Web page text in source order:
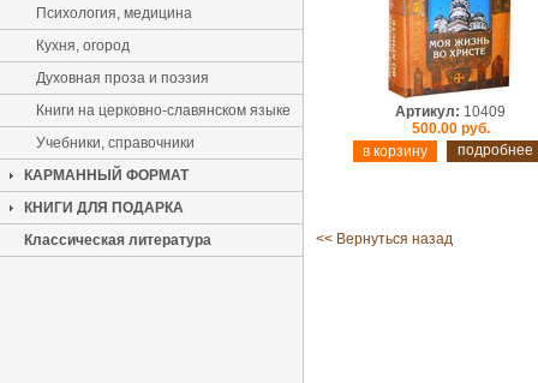
Психология, медицина
Кухня, огород
Духовная проза и поэзия
Книги на церковно-славянском языке
Учебники, справочники
КАРМАННЫЙ ФОРМАТ
КНИГИ ДЛЯ ПОДАРКА
Классическая литература
Артикул: 10409
500.00 руб.
подробнее
<< Вернуться назад